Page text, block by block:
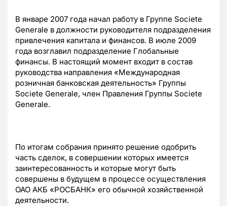
В январе 2007 года начал работу в Группе Societe
Generale в должности руководителя подразделения
привлечения капитала и финансов. В июле 2009
года возглавил подразделение Глобальные
финансы. В настоящий момент входит в состав
руководства направления «Международная
розничная банковская деятельность» Группы
Societe Generale, член Правления Группы Societe
Generale.
По итогам собрания принято решение одобрить
часть сделок, в совершении которых имеется
заинтересованность и которые могут быть
совершены в будущем в процессе осуществления
ОАО АКБ «РОСБАНК» его обычной хозяйственной
деятельности.